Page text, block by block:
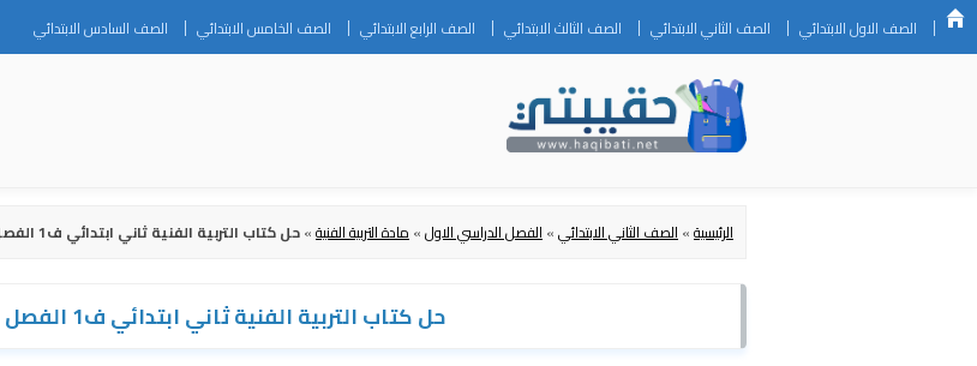
Skip
to
الصف الاول الابتدائي الصف الثاني الابتدائي الصف الثالث الابتدائي الصف الرابع الابتدائي الصف الخامس الابتدائي الصف السادس الابتدائي
الرئيسية»الصف الثاني الابتدائي»الفصل الدراسي الاول»مادة التربية الفنية»حل كتاب التربية الفنية ثاني ابتدائي ف1 الفصل الاول 1448
حل كتاب التربية الفنية ثاني ابتدائي ف1 الفصل الاول 1448